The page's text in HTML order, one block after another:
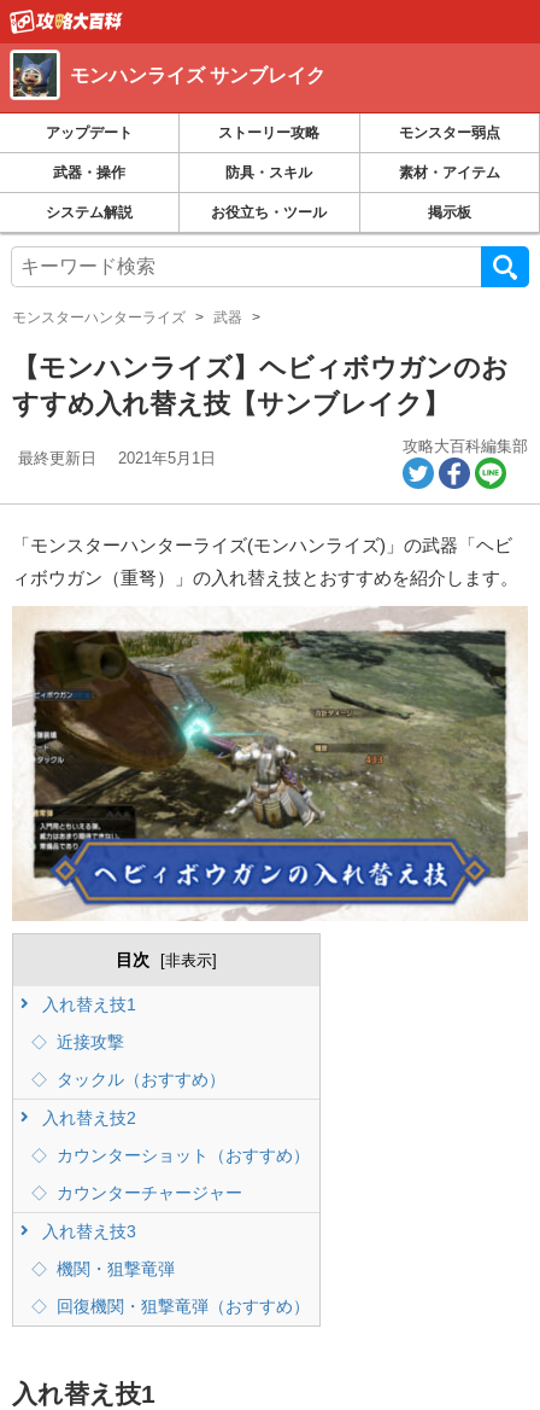
モンハンライズ サンブレイク
アップデート ストーリー攻略 モンスター弱点
武器・操作 防具・スキル 素材・アイテム
システム解説 お役立ち・ツール 掲示板
モンスターハンターライズ 武器
【モンハンライズ】ヘビィボウガンのお
すすめ入れ替え技【サンブレイク】
最終更新日 2021年5月1日
攻略大百科編集部
「モンスターハンターライズ(モンハンライズ)」の武器「ヘビ
ィボウガン（重弩）」の入れ替え技とおすすめを紹介します。
目次 [非表示]
入れ替え技1
近接攻撃
タックル（おすすめ）
入れ替え技2
カウンターショット（おすすめ）
カウンターチャージャー
入れ替え技3
機関・狙撃竜弾
回復機関・狙撃竜弾（おすすめ）
入れ替え技1